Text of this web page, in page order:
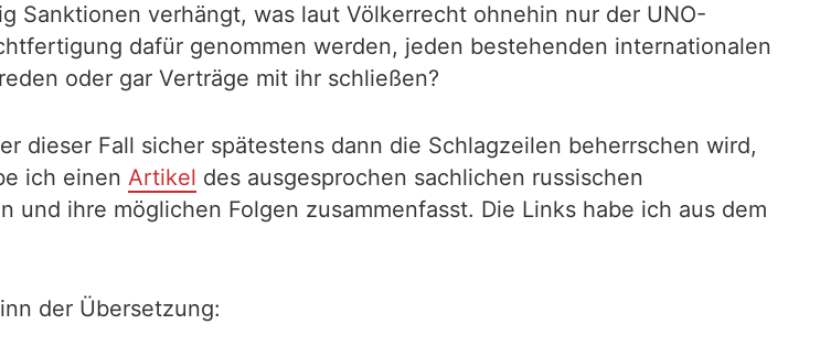
Sanktionen verhängt, was laut Völkerrecht ohnehin nur der UNO-
dafür genommen werden, jeden bestehenden internationalen
oder gar Verträge mit ihr schließen?
dieser Fall sicher spätestens dann die Schlagzeilen beherrschen wird,
ich einen Artikel des ausgesprochen sachlichen russischen
ihre möglichen Folgen zusammenfasst. Die Links habe ich aus dem
der Übersetzung: